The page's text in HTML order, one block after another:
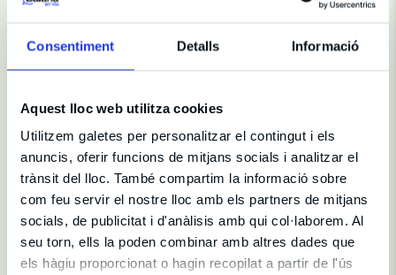
Consentiment Detalls Informació
Aquest lloc web utilitza cookies
Utilitzem galetes per personalitzar el contingut i els
anuncis, oferir funcions de mitjans socials i analitzar el
trànsit del lloc. També compartim la informació sobre
com feu servir el nostre lloc amb els partners de mitjans
socials, de publicitat i d'anàlisis amb qui col·laborem. Al
seu torn, ells la poden combinar amb altres dades que
els hàgiu proporcionat o hagin recopilat a partir de l'ús
hacer por quienes queremos.
¿Quieres vivir la experiencia al máximo? Elige una de
nuestras localidades sobre el escenario y disfruta del
limitadas.
Entrada Flexible
L'Entrada Flexible (Flexiticket) es un servicio que te
pueda surgir hasta 48 horas antes del inicio del
espectáculo. Puedes añadir esta opción al final de tu
compra para no perder tus entradas si, en el último